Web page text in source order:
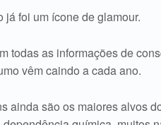
já foi um ícone de glamour.
todas as informações de
vêm caindo a cada ano.
ainda são os maiores alvos